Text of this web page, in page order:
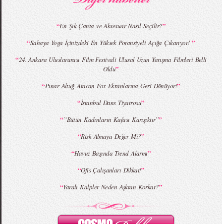
MBFWI - Giray Sepin 2015 Yaz Koleksiyonu MBFWI - Burçe Bekrek 2015 Yaz Koleksiyonu
“En Şık Çanta ve Aksesuar Nasıl Seçilir?”
“Sahaya Yoga İçinizdeki En Yüksek Potansiyeli Açığa Çıkarıyor!”
“24. Ankara Uluslararası Film Festivali Ulusal Uzun Yarışma Filmleri Belli
Oldu”
“Pınar Altuğ Atacan Fox Ekranlarına Geri Dönüyor!”
“İstanbul Dans Tiyatrosu”
“``Bütün Kadınların Kafası Karışıktır``”
“Risk Almaya Değer Mi?”
“Havuz Başında Trend Alarmı”
“Ofis Çalışanları Dikkat!”
“Yaralı Kalpler Neden Aşktan Korkar?”